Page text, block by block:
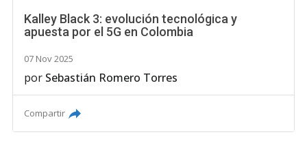
Kalley Black 3: evolución tecnológica y
apuesta por el 5G en Colombia
07 Nov 2025
por Sebastián Romero Torres
Compartir